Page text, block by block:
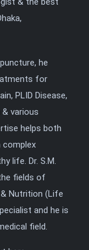
he
for
PLID Disease,
& various
helps both
life. Dr. S.M.
fields of
Nutrition (Life
and he is
field.